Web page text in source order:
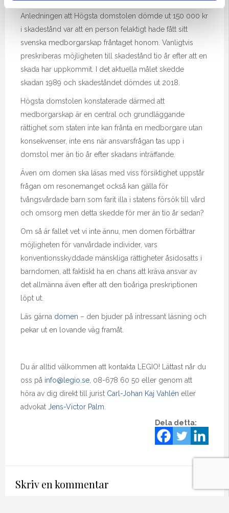
Anledningen att Högsta domstolen dömde ut 150 000 kr
i skadestånd var att en person felaktigt hade fått sitt
svenska medborgarskap fråntaget honom. Vanligtvis
preskriberas möjligheten till skadestånd tio år efter att en
skada har uppkommit. I det aktuella målet skedde
skadan 1989 och skadeståndet dömdes ut 2018.
Högsta domstolen konstaterade därmed att
medborgarskap är en central och grundläggande
rättighet som staten inte kan frånta en medborgare utan
konsekvenser, inte ens när ansvarsfrågan tas upp i
domstol mer än tio år efter skadans inträffande.
Även om domen ska läsas med viss försiktighet uppstår
frågan om resonemanget också kan gälla för
tvångsvårdade barn som farit illa i statens försök till vård
och omsorg men detta skedde för mer än tio år sedan?
Om så är fallet vet vi inte ännu, men domen förbättrar
möjligheten för vanvårdade individer, vars
konventionsskyddade mänskliga rättigheter åsidosatts i
barndomen, att faktiskt ha en chans att kräva ansvar av
det allmänna även efter att den tioåriga preskriptionen
löpt ut.
Läs gärna domen – den bjuder på intressant läsning och
pekar ut en lovande väg framåt.
Du är alltid välkommen att kontakta LEGIO! Lättast når du
oss på info@legio.se , 08-678 60 50 eller genom att
höra av dig direkt till jurist Carl-Johan Kaj Vahlén eller
advokat Jens-Victor Palm
Dela detta:
Skriv en kommentar